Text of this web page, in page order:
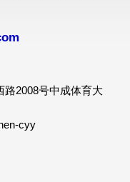
路2008号中成体育大
cyy